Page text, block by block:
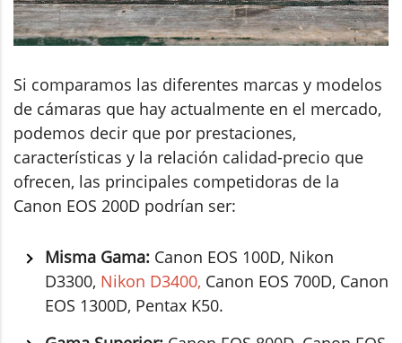
Si comparamos las diferentes marcas y modelos
de cámaras que hay actualmente en el mercado,
podemos decir que por prestaciones,
características y la relación calidad-precio que
ofrecen, las principales competidoras de la
Canon EOS 200D podrían ser:
Misma Gama: Canon EOS 100D, Nikon
D3300, Nikon D3400, Canon EOS 700D, Canon
EOS 1300D, Pentax K50.